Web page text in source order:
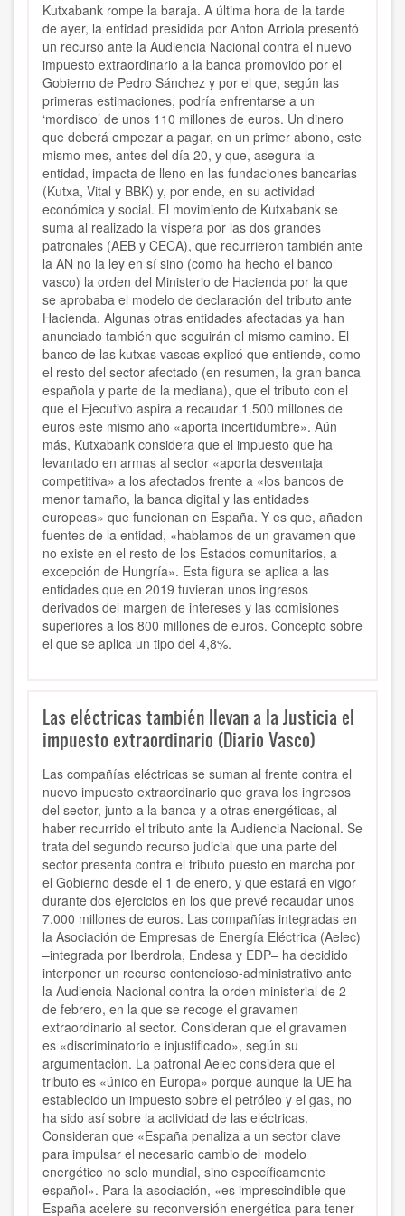
Kutxabank rompe la baraja. A última hora de la tarde
de ayer, la entidad presidida por Anton Arriola presentó
un recurso ante la Audiencia Nacional contra el nuevo
impuesto extraordinario a la banca promovido por el
Gobierno de Pedro Sánchez y por el que, según las
primeras estimaciones, podría enfrentarse a un
‘mordisco’ de unos 110 millones de euros. Un dinero
que deberá empezar a pagar, en un primer abono, este
mismo mes, antes del día 20, y que, asegura la
entidad, impacta de lleno en las fundaciones bancarias
(Kutxa, Vital y BBK) y, por ende, en su actividad
económica y social. El movimiento de Kutxabank se
suma al realizado la víspera por las dos grandes
patronales (AEB y CECA), que recurrieron también ante
la AN no la ley en sí sino (como ha hecho el banco
vasco) la orden del Ministerio de Hacienda por la que
se aprobaba el modelo de declaración del tributo ante
Hacienda. Algunas otras entidades afectadas ya han
anunciado también que seguirán el mismo camino. El
banco de las kutxas vascas explicó que entiende, como
el resto del sector afectado (en resumen, la gran banca
española y parte de la mediana), que el tributo con el
que el Ejecutivo aspira a recaudar 1.500 millones de
euros este mismo año «aporta incertidumbre». Aún
más, Kutxabank considera que el impuesto que ha
levantado en armas al sector «aporta desventaja
competitiva» a los afectados frente a «los bancos de
menor tamaño, la banca digital y las entidades
europeas» que funcionan en España. Y es que, añaden
fuentes de la entidad, «hablamos de un gravamen que
no existe en el resto de los Estados comunitarios, a
excepción de Hungría». Esta figura se aplica a las
entidades que en 2019 tuvieran unos ingresos
derivados del margen de intereses y las comisiones
superiores a los 800 millones de euros. Concepto sobre
el que se aplica un tipo del 4,8%.
Las eléctricas también llevan a la Justicia el
impuesto extraordinario (Diario Vasco)
Las compañías eléctricas se suman al frente contra el
nuevo impuesto extraordinario que grava los ingresos
del sector, junto a la banca y a otras energéticas, al
haber recurrido el tributo ante la Audiencia Nacional. Se
trata del segundo recurso judicial que una parte del
sector presenta contra el tributo puesto en marcha por
el Gobierno desde el 1 de enero, y que estará en vigor
durante dos ejercicios en los que prevé recaudar unos
7.000 millones de euros. Las compañías integradas en
la Asociación de Empresas de Energía Eléctrica (Aelec)
–integrada por Iberdrola, Endesa y EDP– ha decidido
interponer un recurso contencioso-administrativo ante
la Audiencia Nacional contra la orden ministerial de 2
de febrero, en la que se recoge el gravamen
extraordinario al sector. Consideran que el gravamen
es «discriminatorio e injustificado», según su
argumentación. La patronal Aelec considera que el
tributo es «único en Europa» porque aunque la UE ha
establecido un impuesto sobre el petróleo y el gas, no
ha sido así sobre la actividad de las eléctricas.
Consideran que «España penaliza a un sector clave
para impulsar el necesario cambio del modelo
energético no solo mundial, sino específicamente
español». Para la asociación, «es imprescindible que
España acelere su reconversión energética para tener